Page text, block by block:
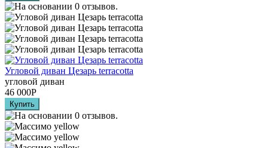
Угловой диван Цезарь terracotta
угловой диван
46 000Р